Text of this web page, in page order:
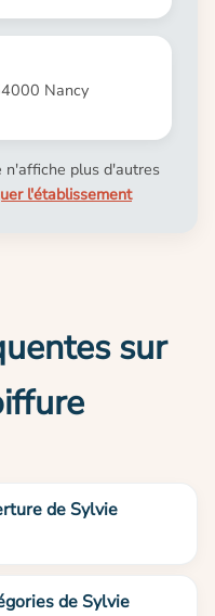
Nancy
n'affiche plus d'autres
l'établissement
sur
de Sylvie
de Sylvie